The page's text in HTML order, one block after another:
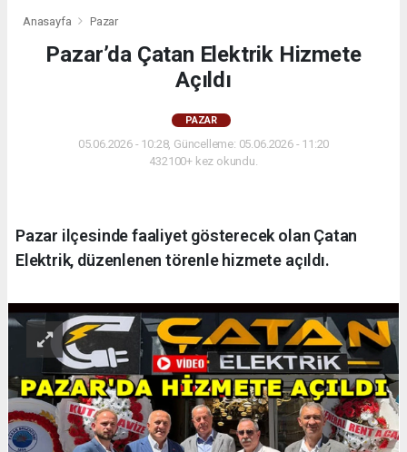
Anasayfa Pazar
Pazar’da Çatan Elektrik Hizmete
Açıldı
PAZAR
05.06.2026 - 10:28, Güncelleme: 05.06.2026 - 11:20
432100+ kez okundu.
Pazar ilçesinde faaliyet gösterecek olan Çatan
Elektrik, düzenlenen törenle hizmete açıldı.